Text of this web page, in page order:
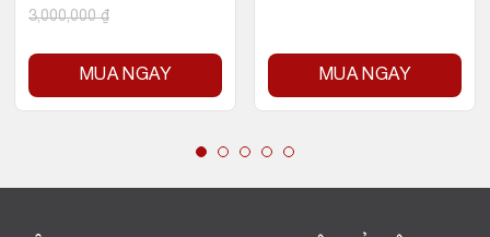
3,000,000₫
MUA NGAY MUA NGAY